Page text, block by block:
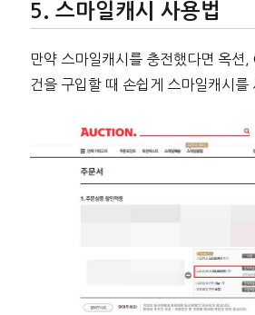
스마일캐시 사용법
만약 스마일캐시를 충전했다면 옥션
건을 구입할 때 손쉽게 스마일캐시를